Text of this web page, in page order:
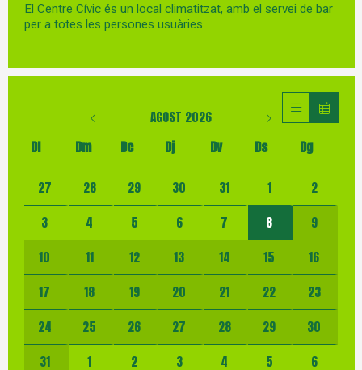
El Centre Cívic és un local climatitzat, amb el servei de bar
per a totes les persones usuàries.
AGOST 2026
Dl
Dm Dc Dj Dv Ds
Dg
No hi ha cap activitat aquest mes
27 28 29 30 31 1
2
3
4 5 6 7 8
9
10
11 12 13 14 15
16
17
18 19 20 21 22
23
24
25 26 27 28 29
30
31
1 2 3 4 5 6